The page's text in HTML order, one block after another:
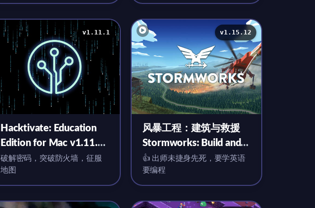
v1.11.1
Hacktivate: Education
Edition for Mac v1.11.1
英文原生版
破解密码，突破防火墙，征服
地图
v1.15.12
风暴工程：建筑与救援
Stormworks: Build and
Rescue for Mac
v1.15.12 英文原生版 含
全部DLC
👍 出师未捷身先死，要学英语
要编程